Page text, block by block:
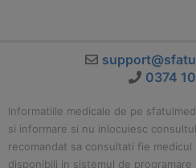
0374
Informatiile medicale de pe
si informare si nu inlocuiesc
recomandat sa consultati fie
disponibili in sistemul de programare